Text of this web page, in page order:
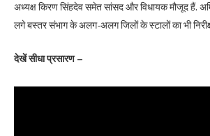
अध्यक्ष किरण सिंहदेव समेत सांसद और विधायक मौजूद हैं.
लगे बस्तर संभाग के अलग-अलग जिलों के स्टालों का भी
देखें सीधा प्रसारण –